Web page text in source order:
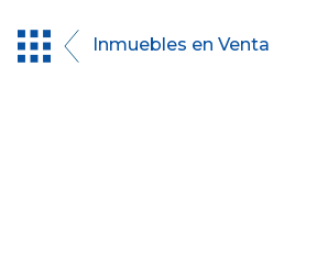
Inmuebles en Venta